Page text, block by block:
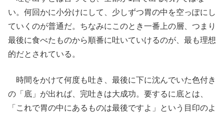
い。何回かに小分けにして、少しずつ胃の中を空っぽにし
ていくのが普通だ。ちなみにこのとき一番上の層、つまり
最後に食べたものから順番に吐いていけるのが、最も理想
的だとされている。
時間をかけて何度も吐き、最後に下に沈んでいた色付き
の「底」が出れば、完吐きは大成功。要するに底とは、
「これで胃の中にあるものは最後ですよ」という目印のよ